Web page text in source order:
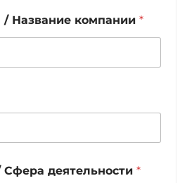
Название компании *
деятельности *